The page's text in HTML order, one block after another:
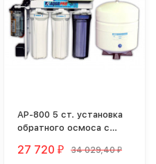
AP-800 5 ст. установка
обратного осмоса с
промыва
27 720 ₽ 34 029,40 ₽